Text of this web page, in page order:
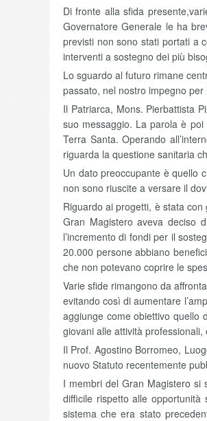
Di fronte alla sfida
Governatore Generale le ha
previsti non sono stati portati a
interventi a sostegno dei più
Lo sguardo al futuro rimane
passato, nel nostro impegno
Il Patriarca, Mons. Pierbattista
suo messaggio. La parola è
Terra Santa. Operando
riguarda la questione sanitaria
Un dato preoccupante è quello
non sono riuscite a versare il
Riguardo ai progetti, è stata
Gran Magistero aveva deciso
l’incremento di fondi per il
20.000 persone abbiano
che non potevano coprire le
Varie sfide rimangono da
evitando così di aumentare
aggiunge come obiettivo quello
giovani alle attività
Il Prof. Agostino Borromeo,
nuovo Statuto recentemente
I membri del Gran Magistero si
difficile rispetto alle
sistema che era stato